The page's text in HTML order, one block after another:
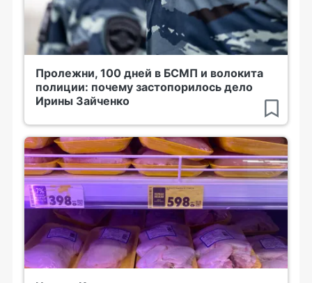
Пролежни, 100 дней в БСМП и волокита
полиции: почему застопорилось дело
Ирины Зайченко